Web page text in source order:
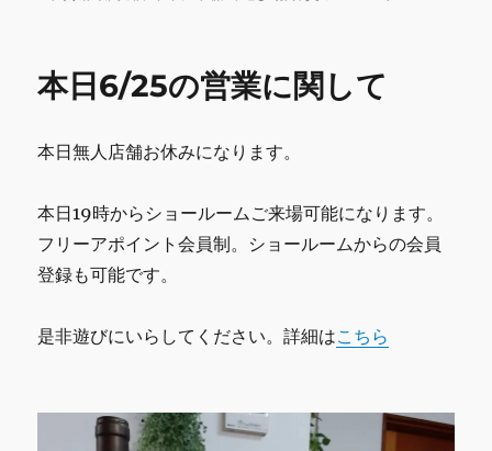
o
関
し
本日6/25の営業に関して
本日無人店舗お休みになります。
本日19時からショールームご来場可能になります。
フリーアポイント会員制。ショールームからの会員
登録も可能です。
是非遊びにいらしてください。詳細はこちら